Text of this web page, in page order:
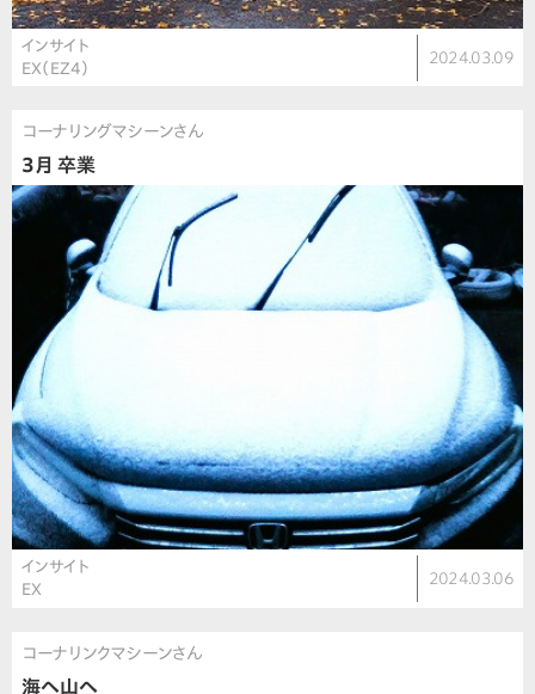
インサイト
EX（EZ4）
2024.03.09
コーナリングマシーンさん
3月 卒業
インサイト
EX
2024.03.06
コーナリンクマシーンさん
海へ山へ